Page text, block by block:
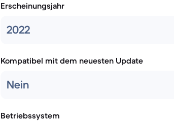
Erscheinungsjahr
2022
Kompatibel mit dem neuesten Update
Nein
Betriebssystem